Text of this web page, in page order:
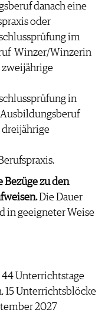
danach eine
oder
im
Winzer/Winzerin
zweijährige
in
dreijährige
Bezüge zu den
Die Dauer
in geeigneter Weise
44 Unterrichtstage
15 Unterrichtsblöcke
2027